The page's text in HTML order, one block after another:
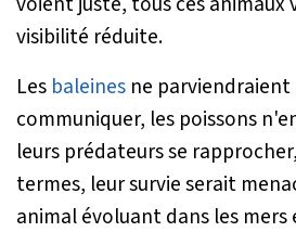
visibilité réduite.
Les baleines ne parviendraient
communiquer, les poissons
leurs prédateurs se
termes, leur survie serait
animal évoluant dans les